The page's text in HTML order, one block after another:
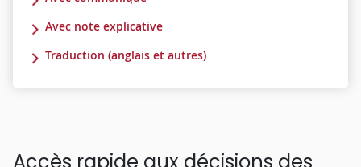
Avec note explicative
Traduction (anglais et autres)
Accès rapide aux décisions des